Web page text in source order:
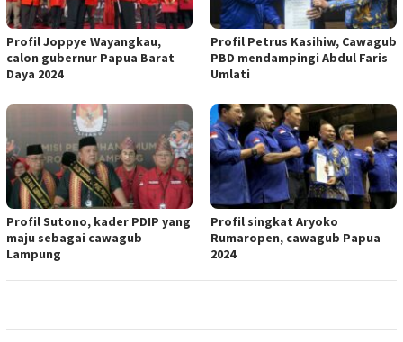
Profil Joppye Wayangkau,
calon gubernur Papua Barat
Daya 2024
Profil Petrus Kasihiw, Cawagub
PBD mendampingi Abdul Faris
Umlati
Profil Sutono, kader PDIP yang
maju sebagai cawagub
Lampung
Profil singkat Aryoko
Rumaropen, cawagub Papua
2024